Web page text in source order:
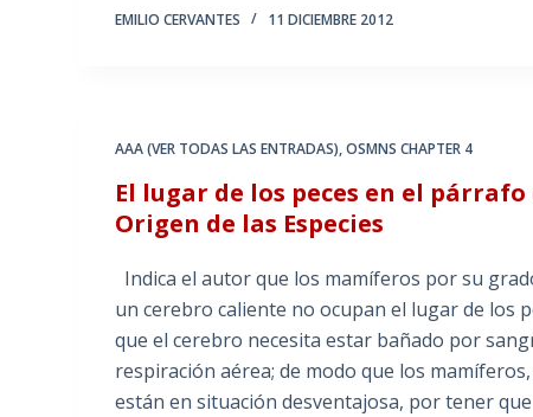
EMILIO CERVANTES 11 DICIEMBRE 2012
AAA (VER TODAS LAS ENTRADAS),OSMNS CHAPTER 4
El lugar de los peces en el
Origen de las Especies
Indica el autor que los mamíferos por su
un cerebro caliente no ocupan el lugar de los
que el cerebro necesita estar bañado por
respiración aérea; de modo que los
están en situación desventajosa, por tener